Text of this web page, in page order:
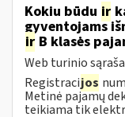
Kokiu būdu ir
gyventojams
ir B klasės
Web turinio
Registracijos
Metinė pajamų
teikiama tik